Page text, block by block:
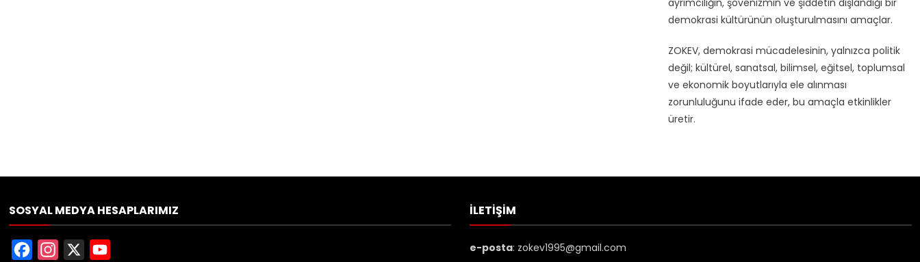
ayrımcılığın, şovenizmin ve şiddetin dışlandığı bir
demokrasi kültürünün oluşturulmasını amaçlar.
ZOKEV, demokrasi mücadelesinin, yalnızca politik
değil; kültürel, sanatsal, bilimsel, eğitsel, toplumsal
ve ekonomik boyutlarıyla ele alınması
zorunluluğunu ifade eder, bu amaçla etkinlikler
üretir.
SOSYAL MEDYA HESAPLARIMIZ
FacebookInstagram
İLETIŞIM
e-posta: zokev1995@gmail.com